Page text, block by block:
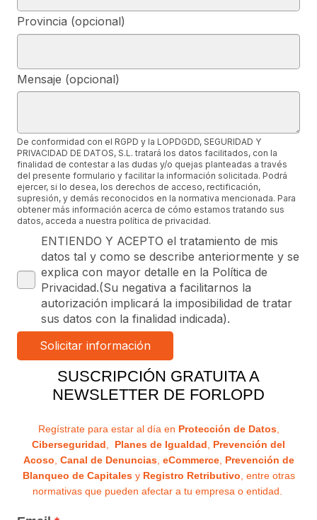
Provincia (opcional)
Mensaje (opcional)
De conformidad con el RGPD y la LOPDGDD, SEGURIDAD Y
PRIVACIDAD DE DATOS, S.L. tratará los datos facilitados, con la
finalidad de contestar a las dudas y/o quejas planteadas a través
del presente formulario y facilitar la información solicitada. Podrá
ejercer, si lo desea, los derechos de acceso, rectificación,
supresión, y demás reconocidos en la normativa mencionada. Para
obtener más información acerca de cómo estamos tratando sus
datos, acceda a nuestra política de privacidad.
ENTIENDO Y ACEPTO el tratamiento de mis
datos tal y como se describe anteriormente y se
explica con mayor detalle en la Política de
Privacidad.(Su negativa a facilitarnos la
autorización implicará la imposibilidad de tratar
sus datos con la finalidad indicada).
SUSCRIPCIÓN GRATUITA A
NEWSLETTER DE FORLOPD
Regístrate para estar al día en Protección de Datos,
Ciberseguridad
Planes de Igualdad
Prevención del
Acoso Canal de Denuncias, eCommerce, Prevención de
Blanqueo de Capitalesy Registro Retributivo , entre otras
normativas que pueden afectar a tu empresa o entidad.